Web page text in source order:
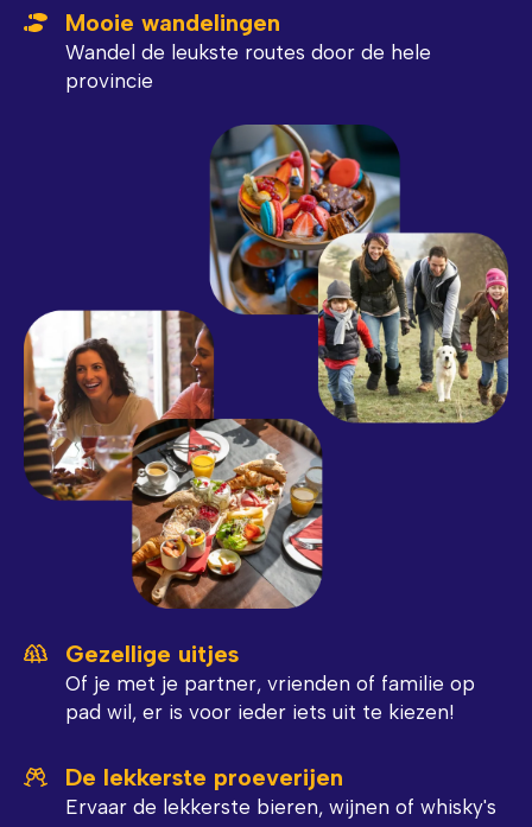
Mooie wandelingen
Wandel de leukste routes door de hele
provincie
Gezellige uitjes
Of je met je partner, vrienden of familie op
pad wil, er is voor ieder iets uit te kiezen!
De lekkerste proeverijen
Ervaar de lekkerste bieren, wijnen of whisky's